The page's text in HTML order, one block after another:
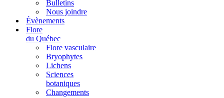
Bulletins
Nous joindre
Évènements
Flore
du Québec
Flore vasculaire
Bryophytes
Lichens
Sciences
botaniques
Changements